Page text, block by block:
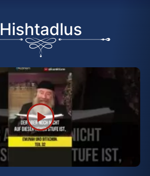
Hishtadlus